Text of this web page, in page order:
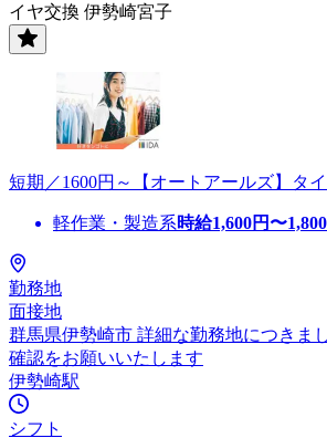
イヤ交換 伊勢崎宮子
短期／1600円～【オートアールズ】タ
軽作業・製造系時給1,600円〜1,800
勤務地
面接地
群馬県伊勢崎市 詳細な勤務地につきま
確認をお願いいたします
伊勢崎駅
シフト